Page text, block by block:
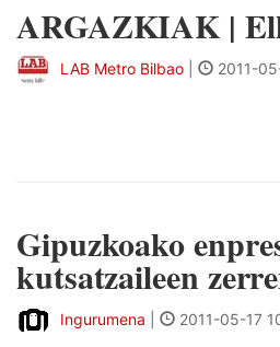
ARGAZKIAK |
LAB Metro Bilbao 2011-
Gipuzkoako
kutsatzaileen
Ingurumena 2011-05-17